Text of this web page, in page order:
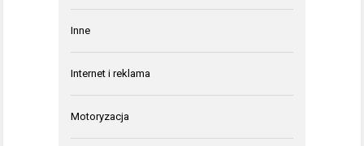
Inne
Internet i reklama
Motoryzacja